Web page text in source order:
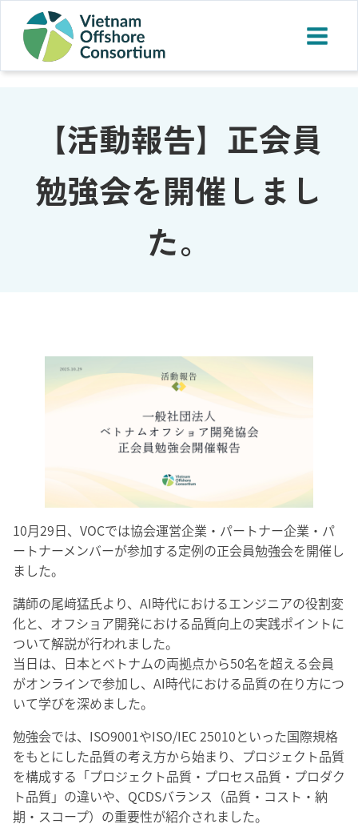
【活動報告】正会員
勉強会を開催しまし
た。
10月29日、VOCでは協会運営企業・パートナー企業・パ
ートナーメンバーが参加する定例の正会員勉強会を開催し
ました。
講師の尾﨑猛氏より、AI時代におけるエンジニアの役割変
化と、オフショア開発における品質向上の実践ポイントに
ついて解説が行われました。
当日は、日本とベトナムの両拠点から50名を超える会員
がオンラインで参加し、AI時代における品質の在り方につ
いて学びを深めました。
勉強会では、ISO9001やISO/IEC 25010といった国際規格
をもとにした品質の考え方から始まり、プロジェクト品質
を構成する「プロジェクト品質・プロセス品質・プロダク
ト品質」の違いや、QCDSバランス（品質・コスト・納
期・スコープ）の重要性が紹介されました。